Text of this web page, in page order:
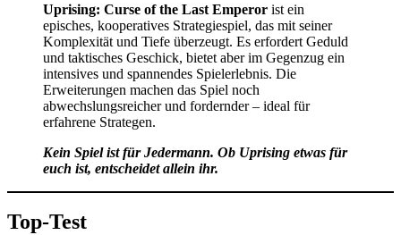
Uprising: Curse of the Last Emperor ist ein
episches, kooperatives Strategiespiel, das mit seiner
Komplexität und Tiefe überzeugt. Es erfordert Geduld
und taktisches Geschick, bietet aber im Gegenzug ein
intensives und spannendes Spielerlebnis. Die
Erweiterungen machen das Spiel noch
abwechslungsreicher und fordernder – ideal für
erfahrene Strategen.
Kein Spiel ist für Jedermann. Ob Uprising etwas für
euch ist, entscheidet allein ihr.
Top-Test